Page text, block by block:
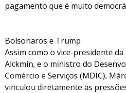
pagamento que é muito
Bolsonaros e Trump
Assim como o vice-presidente da
Alckmin, e o ministro do
Comércio e Serviços (MDIC),
vinculou diretamente as